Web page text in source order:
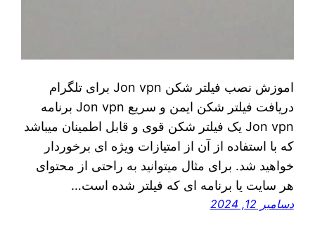
اموزش نصب فیلتر شکن Jon vpn برای تلگرام
دریافت فیلتر شکن ایمن و سریع Jon vpn برنامه
Jon vpn یک فیلتر شکن قوی و قابل اطمینان میباشد
که با استفاده از آن از امتیازات ویژه ای برخوردار
خواهید شد. برای مثال میتوانید به راحتی از محتوای
هر سایت یا برنامه ای که فیلتر شده است…
دسامبر 12, 2024